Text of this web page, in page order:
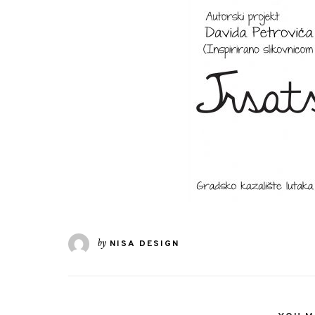
by NISA DESIGN